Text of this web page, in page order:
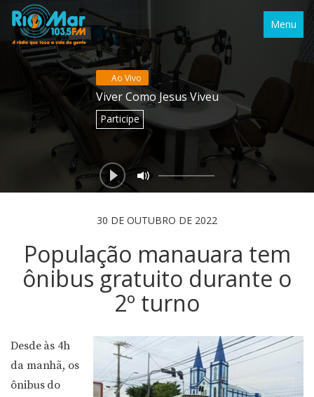
Menu
Ao Vivo
Viver Como Jesus Viveu
Participe
30 DE OUTUBRO DE 2022
População manauara tem
ônibus gratuito durante o
2º turno
Desde às 4h
da manhã, os
ônibus do